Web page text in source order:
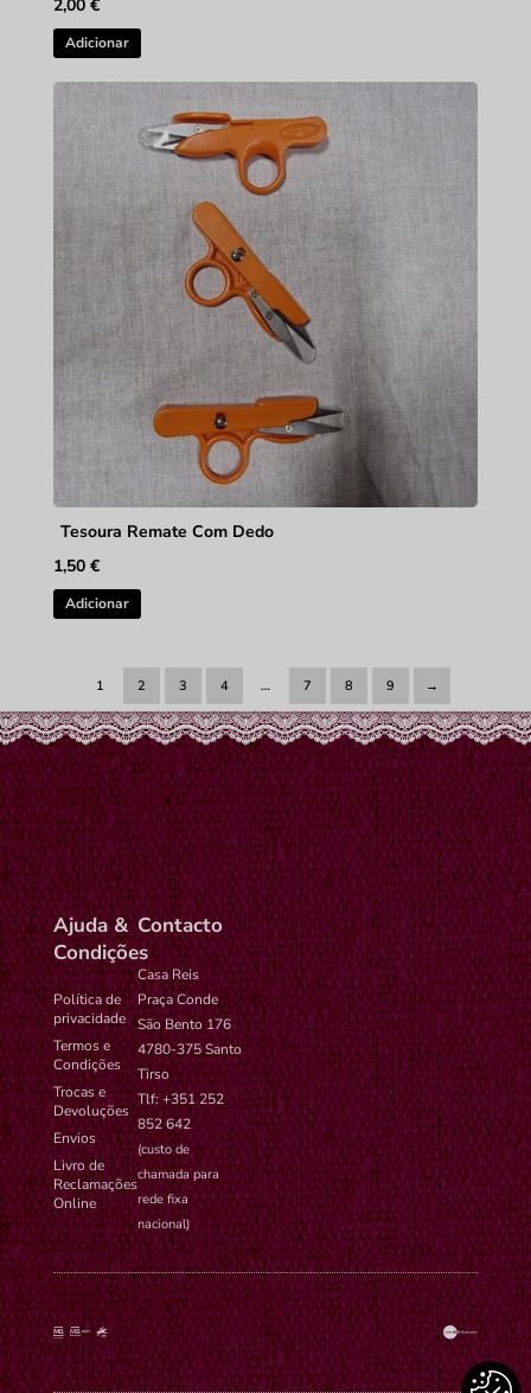
2,00 €
Adicionar
Tesoura Remate Com Dedo
1,50 €
Adicionar
1 2 3 4 … 7 8 9 →
Ajuda &
Condições
Política de
privacidade
Termos e
Condições
Trocas e
Devoluções
Envios
Livro de
Reclamações
Online
Contacto
Casa Reis
Praça Conde
São Bento 176
4780-375 Santo
Tirso
Tlf: +351 252
852 642
(custo de
chamada para
rede fixa
nacional)